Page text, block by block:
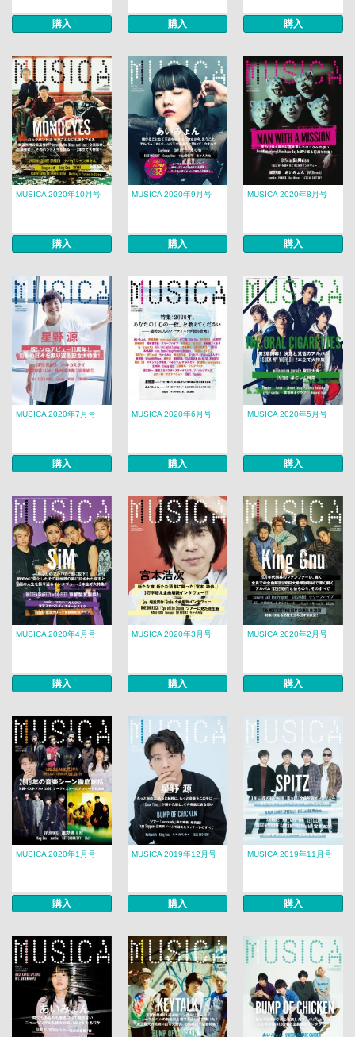
購入 購入 購入
MUSICA 2020年10月号
購入
MUSICA 2020年9月号
購入
MUSICA 2020年8月号
購入
MUSICA 2020年7月号
購入
MUSICA 2020年6月号
購入
MUSICA 2020年5月号
購入
MUSICA 2020年4月号
購入
MUSICA 2020年3月号
購入
MUSICA 2020年2月号
購入
MUSICA 2020年1月号
購入
MUSICA 2019年12月号
購入
MUSICA 2019年11月号
購入